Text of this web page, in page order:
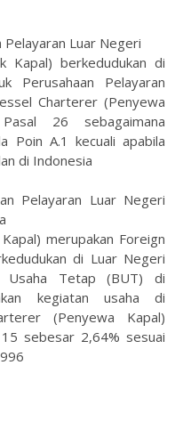
Pelayaran Luar Negeri
Kapal) berkedudukan di
Perusahaan Pelayaran
Charterer (Penyewa
26 sebagaimana
Poin A.1 kecuali apabila
di Indonesia
Pelayaran Luar Negeri
merupakan Foreign
di Luar Negeri
Usaha Tetap (BUT) di
kegiatan usaha di
(Penyewa Kapal)
sebesar 2,64% sesuai